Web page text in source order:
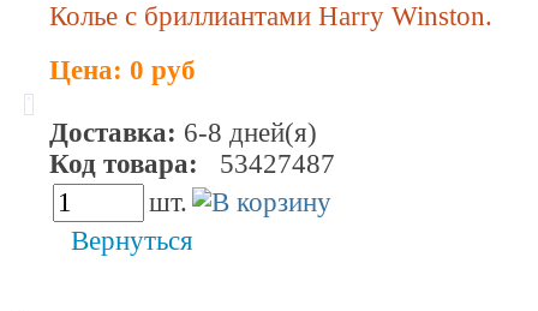
Колье с бриллиантами Harry Winston.
Цена: 0 руб
Доставка: 6-8 дней(я)
Код товара: 53427487
шт.
Вернуться